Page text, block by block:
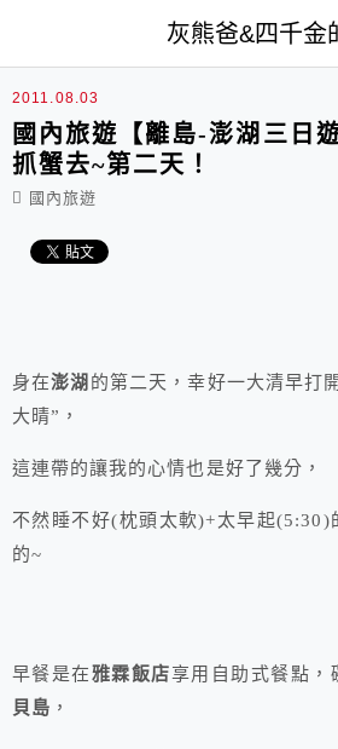
灰熊爸&四千金
2011.08.03
國內旅遊【離島-澎湖三日
抓蟹去~第二天！
國內旅遊
身在澎湖 的第二天，幸好一大清早打
大晴”，
這連帶的讓我的心情也是好了幾分，
不然睡不好(枕頭太軟)+太早起(5:30)
的~
早餐是在雅霖飯店享用自助式餐點，
貝島 ，